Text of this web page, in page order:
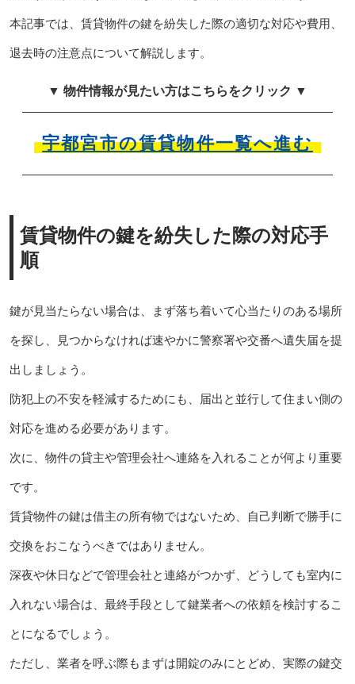
本記事では、賃貸物件の鍵を紛失した際の適切な対応や費用、
退去時の注意点について解説します。
▼ 物件情報が見たい方はこちらをクリック ▼
宇都宮市の賃貸物件一覧へ進む
賃貸物件の鍵を紛失した際の対応手
順
鍵が見当たらない場合は、まず落ち着いて心当たりのある場所
を探し、見つからなければ速やかに警察署や交番へ遺失届を提
出しましょう。
防犯上の不安を軽減するためにも、届出と並行して住まい側の
対応を進める必要があります。
次に、物件の貸主や管理会社へ連絡を入れることが何より重要
です。
賃貸物件の鍵は借主の所有物ではないため、自己判断で勝手に
交換をおこなうべきではありません。
深夜や休日などで管理会社と連絡がつかず、どうしても室内に
入れない場合は、最終手段として鍵業者への依頼を検討するこ
とになるでしょう。
ただし、業者を呼ぶ際もまずは開錠のみにとどめ、実際の鍵交